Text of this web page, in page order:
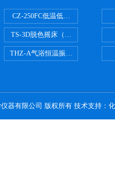
CZ-250FC低温低湿种子储藏柜
TS-3D脱色摇床（三维运动）
THZ-A气浴恒温振荡器
器有限公司 版权所有 技术支持：